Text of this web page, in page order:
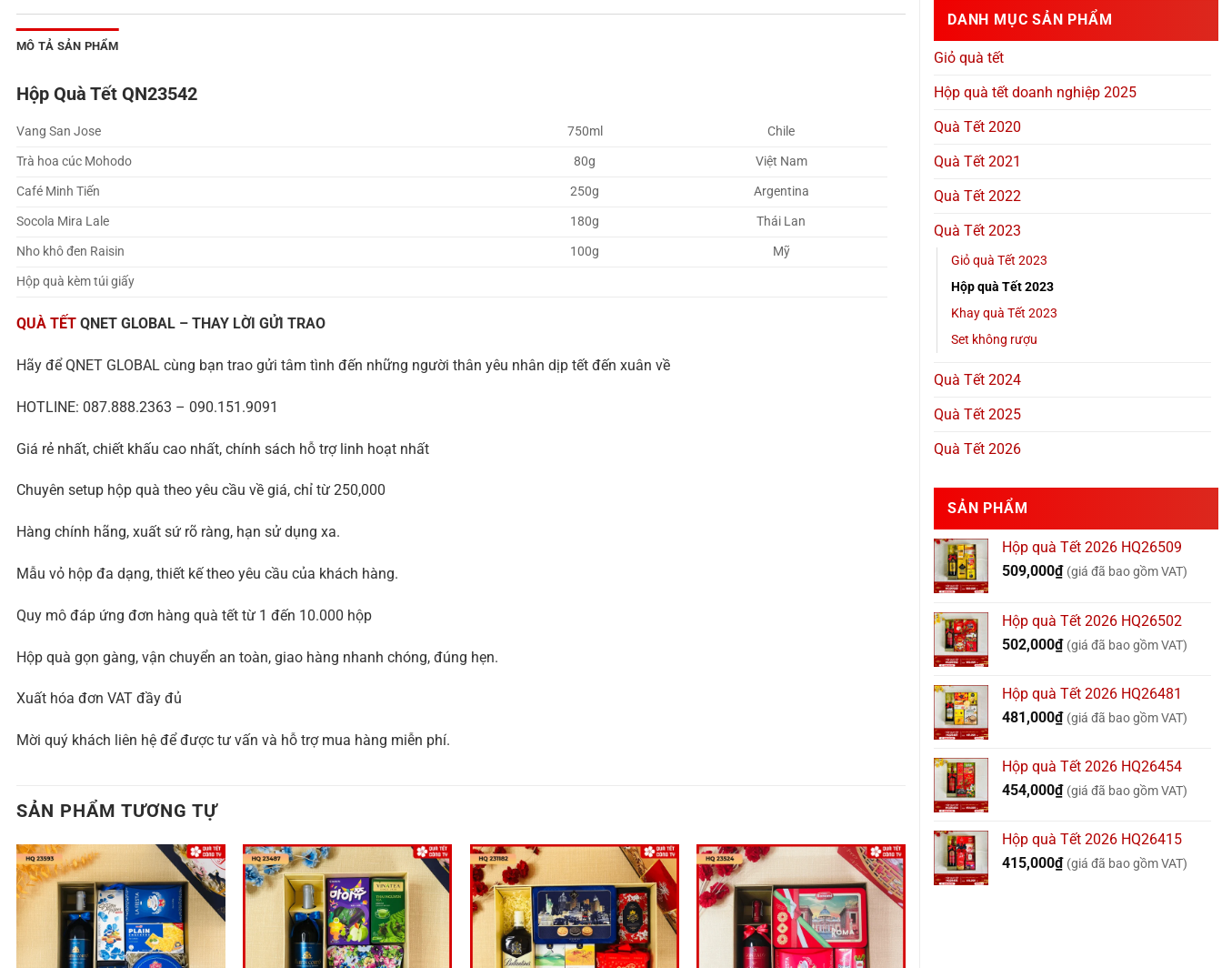
MÔ TẢ SẢN PHẨM
Hộp Quà Tết QN23542
Vang San Jose 750ml
Chile
Trà hoa cúc Mohodo
80g
Việt Nam
Café Minh Tiến
250g
Argentina
Socola Mira Lale
180g
Thái Lan
Nho khô đen Raisin
100g
Mỹ
Hộp quà kèm túi giấy
QUÀ TẾT QNET GLOBAL – THAY LỜI GỬI TRAO
Hãy để QNET GLOBAL cùng bạn trao gửi tâm tình đến những người thân yêu nhân dịp tết đến xuân về
HOTLINE: 087.888.2363 – 090.151.9091
Giá rẻ nhất, chiết khấu cao nhất, chính sách hỗ trợ linh hoạt nhất
Chuyên setup hộp quà theo yêu cầu về giá, chỉ từ 250,000
Hàng chính hãng, xuất sứ rõ ràng, hạn sử dụng xa.
Mẫu vỏ hộp đa dạng, thiết kế theo yêu cầu của khách hàng.
Quy mô đáp ứng đơn hàng quà tết từ 1 đến 10.000 hộp
Hộp quà gọn gàng, vận chuyển an toàn, giao hàng nhanh chóng, đúng hẹn.
Xuất hóa đơn VAT đầy đủ
Mời quý khách liên hệ để được tư vấn và hỗ trợ mua hàng miễn phí.
SẢN PHẨM TƯƠNG TỰ
DANH MỤC SẢN PHẨM
Giỏ quà tết
Hộp quà tết doanh nghiệp 2025
Quà Tết 2020
Quà Tết 2021
Quà Tết 2022
Quà Tết 2023
Giỏ quà Tết 2023
Hộp quà Tết 2023
Khay quà Tết 2023
Set không rượu
Quà Tết 2024
Quà Tết 2025
Quà Tết 2026
SẢN PHẨM
Hộp quà Tết 2026 HQ26509
509,000₫ (giá đã bao gồm VAT)
Hộp quà Tết 2026 HQ26502
502,000₫ (giá đã bao gồm VAT)
Hộp quà Tết 2026 HQ26481
481,000₫ (giá đã bao gồm VAT)
Hộp quà Tết 2026 HQ26454
454,000₫ (giá đã bao gồm VAT)
Hộp quà Tết 2026 HQ26415
415,000₫ (giá đã bao gồm VAT)